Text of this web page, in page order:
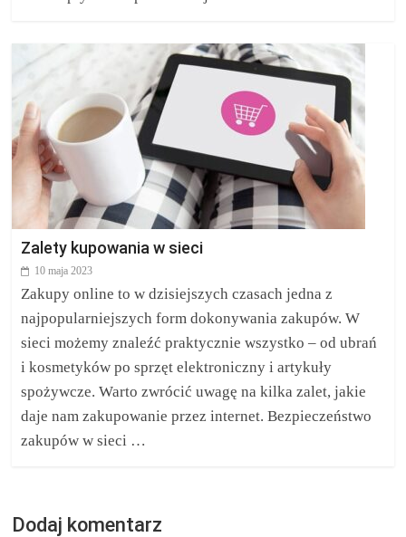
Zalety kupowania w sieci
10 maja 2023
Zakupy online to w dzisiejszych czasach jedna z
najpopularniejszych form dokonywania zakupów. W
sieci możemy znaleźć praktycznie wszystko – od ubrań
i kosmetyków po sprzęt elektroniczny i artykuły
spożywcze. Warto zwrócić uwagę na kilka zalet, jakie
daje nam zakupowanie przez internet. Bezpieczeństwo
zakupów w sieci …
Dodaj komentarz